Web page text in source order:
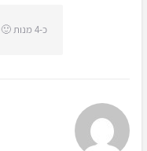
כ-4 מנות 🙂